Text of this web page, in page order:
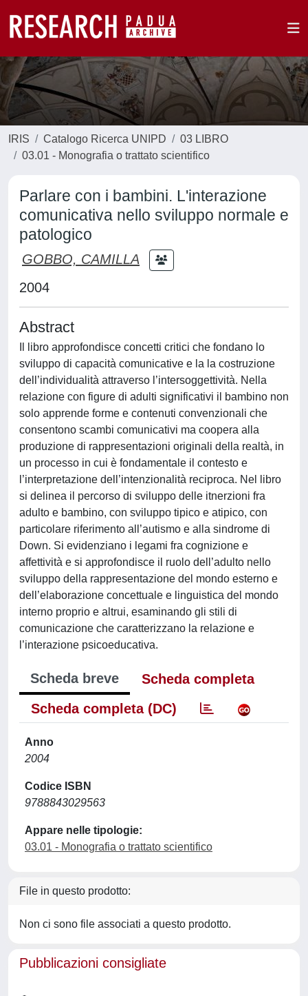
IRIS Catalogo Ricerca UNIPD
03 LIBRO
03.01 - Monografia o trattato scientifico
Parlare con i bambini. L'interazione
comunicativa nello sviluppo normale e
patologico
GOBBO, CAMILLA
2004
Abstract
Il libro approfondisce concetti critici che fondano lo
sviluppo di capacità comunicative e la la costruzione
dell’individualità attraverso l’intersoggettività. Nella
relazione con figure di adulti significativi il bambino non
solo apprende forme e contenuti convenzionali che
consentono scambi comunicativi ma coopera alla
produzione di rappresentazioni originali della realtà, in
un processo in cui è fondamentale il contesto e
l’interpretazione dell’intenzionalità reciproca. Nel libro
si delinea il percorso di sviluppo delle itnerzioni fra
adulto e bambino, con sviluppo tipico e atipico, con
particolare riferimento all’autismo e alla sindrome di
Down. Si evidenziano i legami fra cognizione e
affettività e si approfondisce il ruolo dell’adulto nello
sviluppo della rappresentazione del mondo esterno e
dell’elaborazione concettuale e linguistica del mondo
interno proprio e altrui, esaminando gli stili di
comunicazione che caratterizzano la relazione e
l’interazione psicoeducativa.
Scheda breve
Scheda completa
Scheda completa (DC)
Anno
2004
Codice ISBN
9788843029563
Appare nelle tipologie:
03.01 - Monografia o trattato scientifico
File in questo prodotto:
Non ci sono file associati a questo prodotto.
Pubblicazioni consigliate